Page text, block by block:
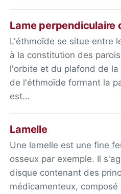
Lame perpendiculaire
L'éthmoïde se situe entre
à la constitution des
l'orbite et du plafond de
de l'éthmoïde formant la
est…
Lamelle
Une lamelle est une fine
osseux par exemple. Il
disque contenant des
médicamenteux,